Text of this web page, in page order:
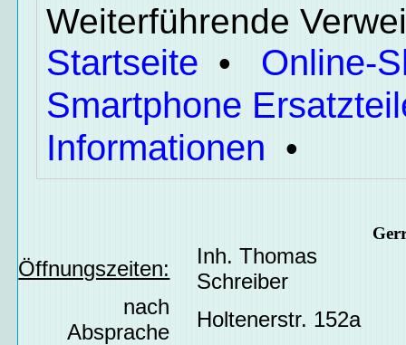
Weiterführende
Startseite • Online-
Smartphone
Informationen •
Öffnungszeiten:
Inh. Thomas
Schreiber
nach
Absprache
Holtenerstr. 152a